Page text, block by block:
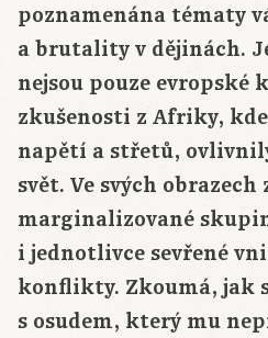
poznamenána tématy
a brutality v dějinách.
nejsou pouze evropské
zkušenosti z Afriky,
napětí a střetů,
svět. Ve svých obrazech
marginalizované
i jednotlivce sevřené
konflikty. Zkoumá, jak
s osudem, který mu